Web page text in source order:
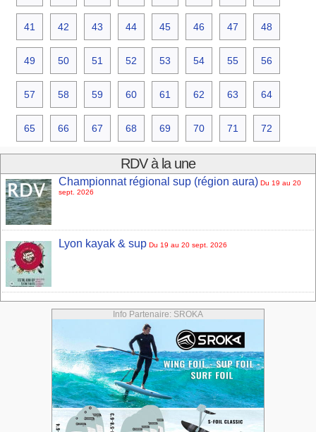
41 42 43 44 45 46 47 48
49 50 51 52 53 54 55 56
57 58 59 60 61 62 63 64
65 66 67 68 69 70 71 72
RDV à la une
Championnat régional sup (région aura) Du 19 au 20
sept. 2026
Lyon kayak & sup Du 19 au 20 sept. 2026
Info Partenaire: SROKA